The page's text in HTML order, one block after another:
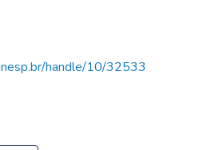
handle/10/32533